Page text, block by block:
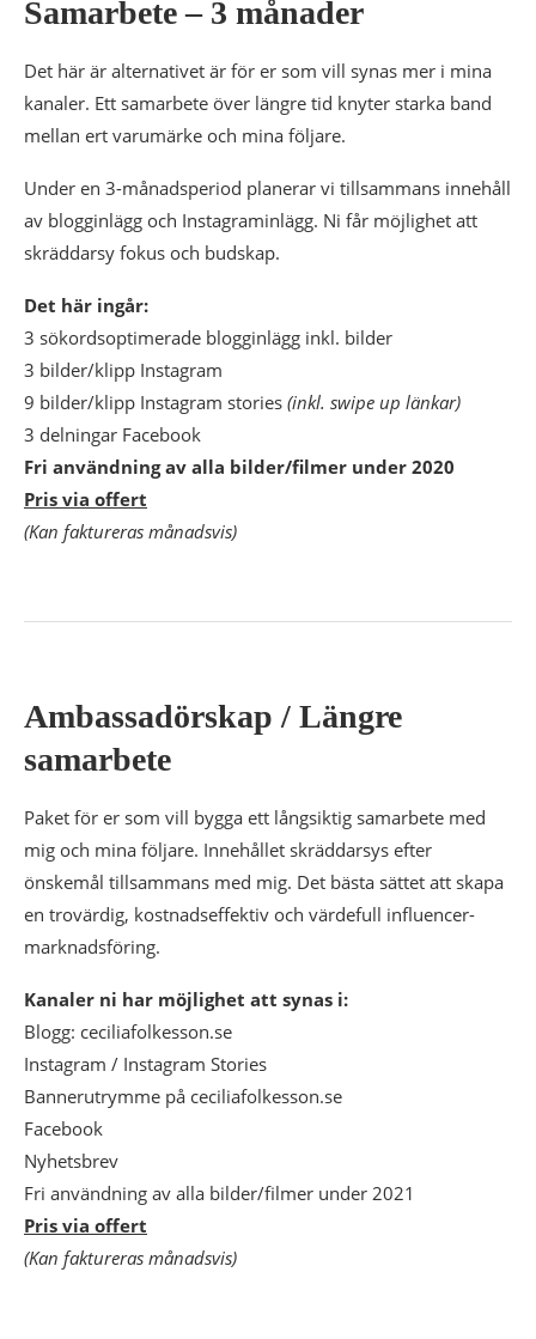
Samarbete – 3 månader
Det här är alternativet är för er som vill synas mer i mina
kanaler. Ett samarbete över längre tid knyter starka band
mellan ert varumärke och mina följare.
Under en 3-månadsperiod planerar vi tillsammans innehåll
av blogginlägg och Instagraminlägg. Ni får möjlighet att
skräddarsy fokus och budskap.
Det här ingår:
3 sökordsoptimerade blogginlägg inkl. bilder
3 bilder/klipp Instagram
9 bilder/klipp Instagram stories (inkl. swipe up länkar)
3 delningar Facebook
Fri användning av alla bilder/filmer under 2020
Pris via offert
(Kan faktureras månadsvis)
Ambassadörskap / Längre
samarbete
Paket för er som vill bygga ett långsiktig samarbete med
mig och mina följare. Innehållet skräddarsys efter
önskemål tillsammans med mig. Det bästa sättet att skapa
en trovärdig, kostnadseffektiv och värdefull influencer-
marknadsföring.
Kanaler ni har möjlighet att synas i:
Blogg: ceciliafolkesson.se
Instagram / Instagram Stories
Bannerutrymme på ceciliafolkesson.se
Facebook
Nyhetsbrev
Fri användning av alla bilder/filmer under 2021
Pris via offert
(Kan faktureras månadsvis)